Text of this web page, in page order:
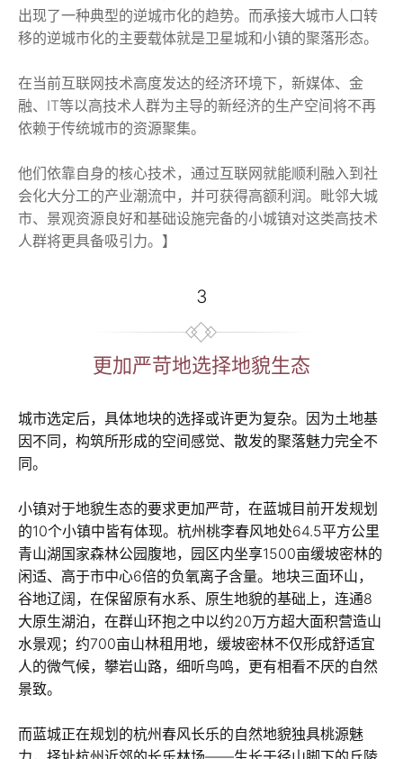
出现了一种典型的逆城市化的趋势。而承接大城市人口转
移的逆城市化的主要载体就是卫星城和小镇的聚落形态。
在当前互联网技术高度发达的经济环境下，新媒体、金
融、IT等以高技术人群为主导的新经济的生产空间将不再
依赖于传统城市的资源聚集。
他们依靠自身的核心技术，通过互联网就能顺利融入到社
会化大分工的产业潮流中，并可获得高额利润。毗邻大城
市、景观资源良好和基础设施完备的小城镇对这类高技术
人群将更具备吸引力。】
3
更加严苛地选择地貌生态
城市选定后，具体地块的选择或许更为复杂。因为土地基
因不同，构筑所形成的空间感觉、散发的聚落魅力完全不
同。
小镇对于地貌生态的要求更加严苛，在蓝城目前开发规划
的10个小镇中皆有体现。杭州桃李春风地处64.5平方公里
青山湖国家森林公园腹地，园区内坐享1500亩缓坡密林的
闲适、高于市中心6倍的负氧离子含量。地块三面环山，
谷地辽阔，在保留原有水系、原生地貌的基础上，连通8
大原生湖泊，在群山环抱之中以约20万方超大面积营造山
水景观；约700亩山林租用地，缓坡密林不仅形成舒适宜
人的微气候，攀岩山路，细听鸟鸣，更有相看不厌的自然
景致。
而蓝城正在规划的杭州春风长乐的自然地貌独具桃源魅